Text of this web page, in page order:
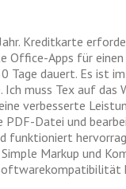
Kreditkarte
Office-Apps für
dauert. Es ist im
muss Tex auf das
verbesserte
Datei und
funktioniert
Markup und